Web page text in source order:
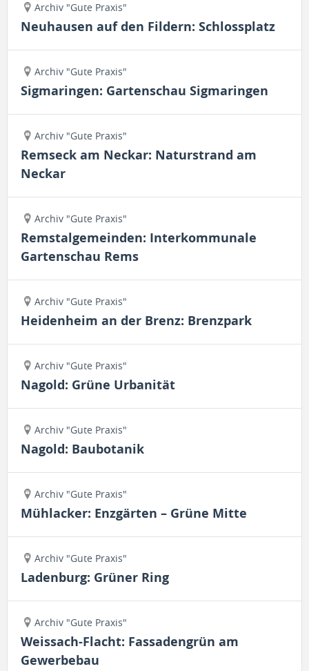
Archiv "Gute Praxis"
Neuhausen auf den Fildern: Schlossplatz
Archiv "Gute Praxis"
Sigmaringen: Gartenschau Sigmaringen
Archiv "Gute Praxis"
Remseck am Neckar: Naturstrand am
Neckar
Archiv "Gute Praxis"
Remstalgemeinden: Interkommunale
Gartenschau Rems
Archiv "Gute Praxis"
Heidenheim an der Brenz: Brenzpark
Archiv "Gute Praxis"
Nagold: Grüne Urbanität
Archiv "Gute Praxis"
Nagold: Baubotanik
Archiv "Gute Praxis"
Mühlacker: Enzgärten – Grüne Mitte
Archiv "Gute Praxis"
Ladenburg: Grüner Ring
Archiv "Gute Praxis"
Weissach-Flacht: Fassadengrün am
Gewerbebau